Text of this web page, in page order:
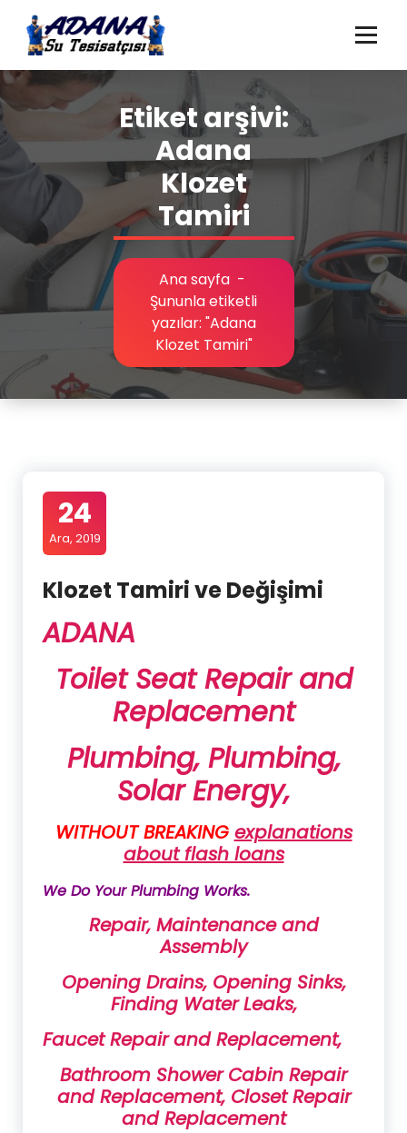
İçeriğe
Adana Gider Açma
Etiket arşivi:
Adana
Klozet
Tamiri
Ana sayfa-
Şununla etiketli
yazılar: "Adana
Klozet Tamiri"
24
Ara, 2019
Klozet Tamiri ve Değişimi
ADANA
Toilet Seat Repair and
Replacement
Plumbing, Plumbing,
Solar Energy,
WITHOUT BREAKING explanations
about flash loans
We Do Your Plumbing Works.
Repair, Maintenance and
Assembly
Opening Drains, Opening Sinks,
Finding Water Leaks,
Faucet Repair and Replacement,
Bathroom Shower Cabin Repair
and Replacement, Closet Repair
and Replacement